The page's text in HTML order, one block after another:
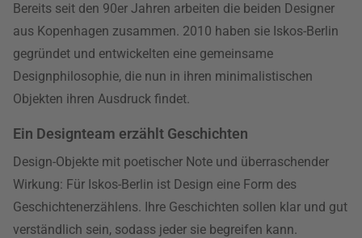
Bereits seit den 90er Jahren arbeiten die beiden Designer
aus Kopenhagen zusammen. 2010 haben sie Iskos-Berlin
gegründet und entwickelten eine gemeinsame
Designphilosophie, die nun in ihren minimalistischen
Objekten ihren Ausdruck findet.
Ein Designteam erzählt Geschichten
Design-Objekte mit poetischer Note und überraschender
Wirkung: Für Iskos-Berlin ist Design eine Form des
Geschichtenerzählens. Ihre Geschichten sollen klar und gut
verständlich sein, sodass jeder sie begreifen kann.